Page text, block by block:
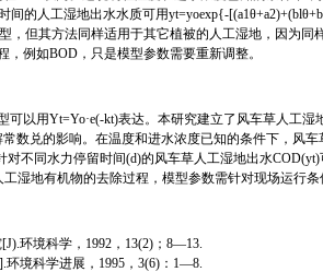
间的人工湿地出水水质可用yt=yoexp{-
，但其方法同样适用于其它植被的人工湿地，因为同
例如BOD，只是模型参数需要重新调整。
用Yt=Yo·e(-kt)表达。本研究建立了风车草人工湿
数兑的影响。在温度和进水浓度已知的条件下，风
对不同水力停留时间(d)的风车草人工湿地出水
湿地有机物的去除过程，模型参数需针对现场运行条
环境科学，1992，13(2)；8—13.
境科学进展，1995，3(6)：1—8.